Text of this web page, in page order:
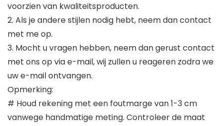
voorzien van kwaliteitsproducten.
2. Als je andere stijlen nodig hebt, neem dan contact
met me op.
3. Mocht u vragen hebben, neem dan gerust contact
met ons op via e-mail, wij zullen u reageren zodra we
uw e-mail ontvangen.
Opmerking:
# Houd rekening met een foutmarge van 1-3 cm
vanwege handmatige meting. Controleer de maat